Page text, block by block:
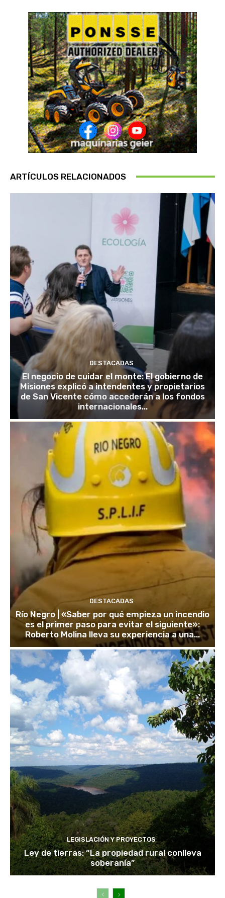
ARTÍCULOS RELACIONADOS
DESTACADAS
El negocio de cuidar el monte: El gobierno de
Misiones explicó a intendentes y propietarios
de San Vicente cómo accederán a los fondos
internacionales...
DESTACADAS
Río Negro | «Saber por qué empieza un incendio
es el primer paso para evitar el siguiente»:
Roberto Molina lleva su experiencia a una...
LEGISLACIÓN Y PROYECTOS
Ley de tierras: “La propiedad rural conlleva
soberanía”